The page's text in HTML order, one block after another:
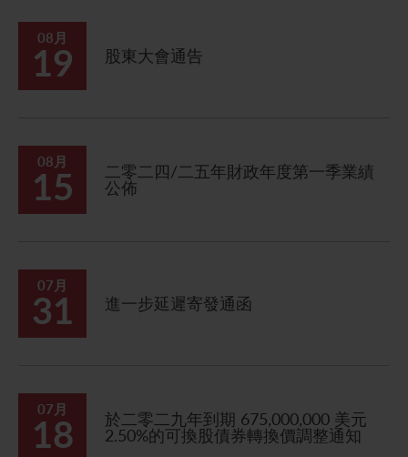
08月
19 股東大會通告
08月
15
二零二四/二五年財政年度第一季業績
公佈
07月
31 進一步延遲寄發通函
07月
18
於二零二九年到期 675,000,000 美元
2.50%的可換股債券轉換價調整通知